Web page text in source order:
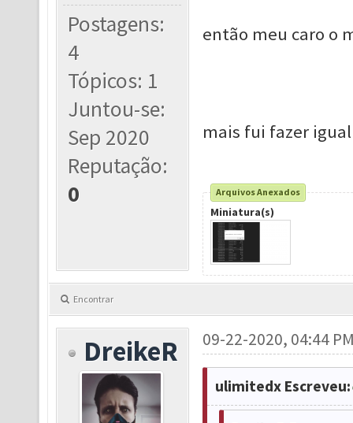
Postagens:
4
Tópicos: 1
Juntou-se:
Sep 2020
Reputação:
0
então meu caro o
mais fui fazer
Arquivos Anexados
Miniatura(s)
Encontrar
DreikeR 09-22-2020, 04:44
ulimitedx Escreveu: